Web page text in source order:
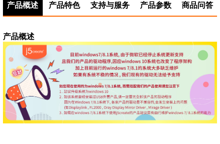
产品概述 产品特色 支持与服务 产品参数 商品问答
产品概述